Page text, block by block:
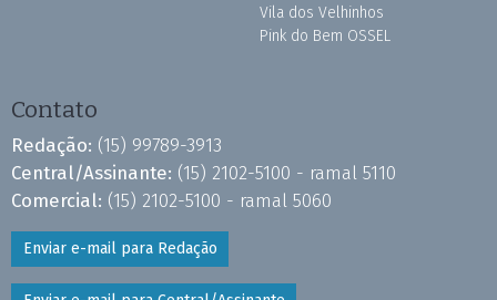
Vila dos Velhinhos
Pink do Bem OSSEL
Contato
Redação: (15) 99789-3913
Central/Assinante: (15) 2102-5100 - ramal 5110
Comercial: (15) 2102-5100 - ramal 5060
Enviar e-mail para Redação